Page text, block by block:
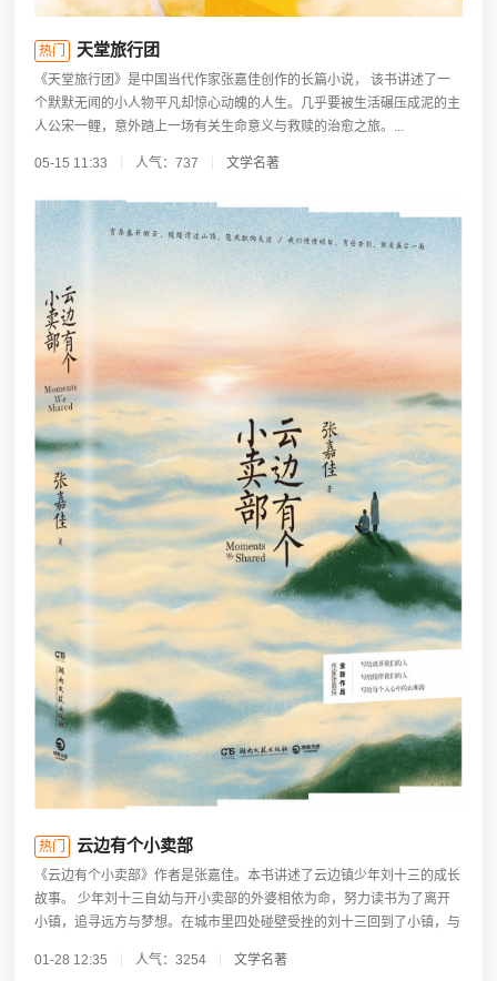
热门 天堂旅行团
《天堂旅行团》是中国当代作家张嘉佳创作的长篇小说， 该书讲述了一
个默默无闻的小人物平凡却惊心动魄的人生。几乎要被生活碾压成泥的主
人公宋一鲤，意外踏上一场有关生命意义与救赎的治愈之旅。...
05-15 11:33 人气：737 文学名著
热门 云边有个小卖部
《云边有个小卖部》作者是张嘉佳。本书讲述了云边镇少年刘十三的成长
故事。 少年刘十三自幼与开小卖部的外婆相依为命，努力读书为了离开
小镇，追寻远方与梦想。在城市里四处碰壁受挫的刘十三回到了小镇，与
01-28 12:35
人气：3254 文学名著